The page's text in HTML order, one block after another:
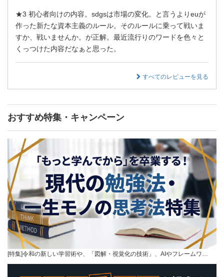
★3 初心者向けの内容。sdgsは市場の変化。と言うよりeuが
作った新たな資本主義のルール。そのルールに乗って戦いま
すか、戦いませんか。が正解。最近流行りのワードを色々と
くっつけた内容だなぁと思った。
すべてのレビューを見る
おすすめ特集・キャンペーン
[特集]令和の新しい学習術や、「図解・視覚化の技術」、AIやフレームワ…